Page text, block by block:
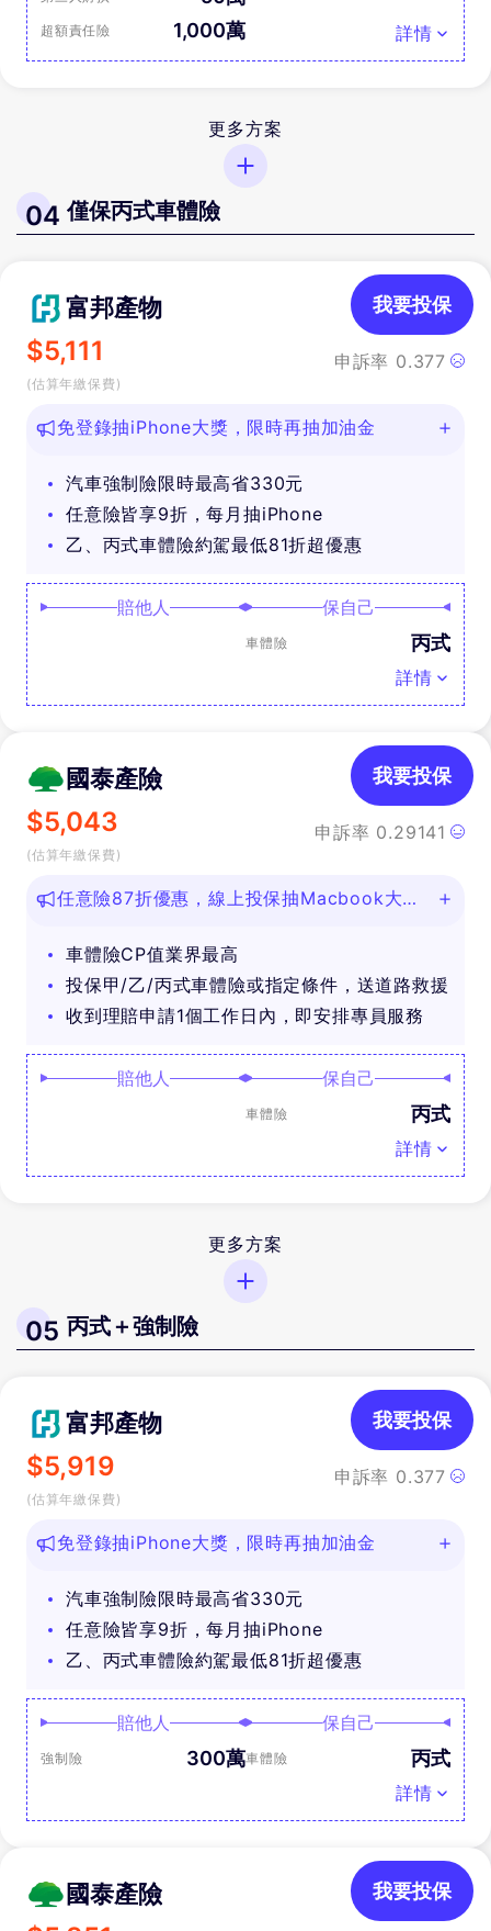
超額責任險 1,000萬 詳情
更多方案
04 僅保丙式車體險
富邦產物
$5,111
(估算年繳保費)
申訴率 0.377
我要投保
免登錄抽iPhone大獎，限時再抽加油金
汽車強制險限時最高省330元
任意險皆享9折，每月抽iPhone
乙、丙式車體險約駕最低81折超優惠
賠他人 保自己
車體險 丙式
詳情
國泰產險
$5,043
(估算年繳保費)
申訴率 0.29141
我要投保
任意險87折優惠，線上投保抽Macbook大
車體險CP值業界最高
投保甲/乙/丙式車體險或指定條件，送道路救援
收到理賠申請1個工作日內，即安排專員服務
賠他人 保自己
車體險 丙式
詳情
更多方案
05 丙式＋強制險
富邦產物
$5,919
(估算年繳保費)
申訴率 0.377
我要投保
免登錄抽iPhone大獎，限時再抽加油金
汽車強制險限時最高省330元
任意險皆享9折，每月抽iPhone
乙、丙式車體險約駕最低81折超優惠
賠他人
強制險 300萬
保自己
車體險 丙式
詳情
國泰產險 我要投保